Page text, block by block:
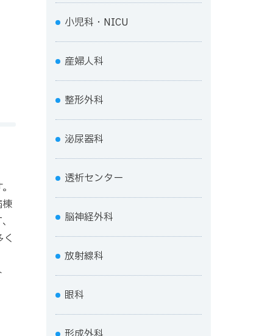
小児科・NICU
産婦人科
整形外科
泌尿器科
透析センター
脳神経外科
放射線科
眼科